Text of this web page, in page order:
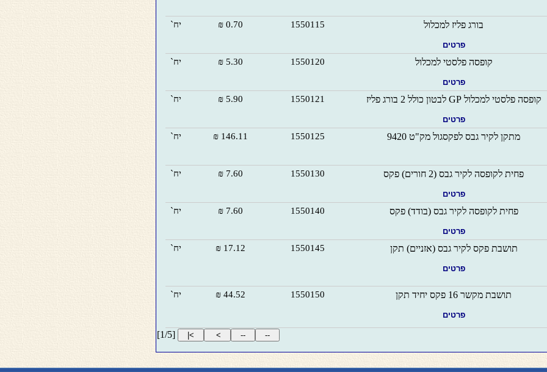
בורג פליז למכלול
פרטים
1550115
0.70 ₪ יח`
קופסה פלסטי למכלול
פרטים
1550120
5.30 ₪ יח`
קופסה פלסטי למכלול GP לבטון כולל 2 בורג פליז
פרטים
1550121
5.90 ₪ יח`
מתקן לקיר גבס לפקסגול מק"ט 9420 1550125
146.11 ₪ יח`
פחית לקופסה לקיר גבס (2 חורים) פקס
פרטים
1550130
7.60 ₪ יח`
פחית לקופסה לקיר גבס (בודד) פקס
פרטים
1550140
7.60 ₪ יח`
תושבת פקס לקיר גבס (אזניים) תקן
פרטים
1550145
17.12 ₪ יח`
תושבת מקשר 16 פקס יחיד תקן
פרטים
1550150
44.52 ₪ יח`
[1/5]